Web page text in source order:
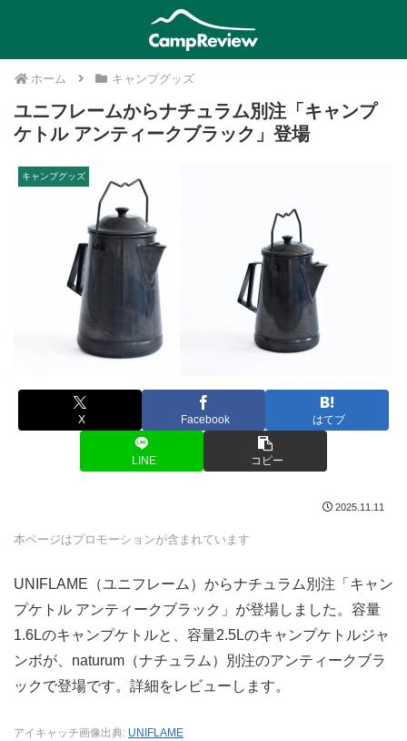
ホーム キャンプグッズ
ユニフレームからナチュラム別注「キャンプ
ケトル アンティークブラック」登場
キャンプグッズ
X Facebook はてブ
LINE コピー
2025.11.11
本ページはプロモーションが含まれています
UNIFLAME（ユニフレーム）からナチュラム別注「キャン
プケトル アンティークブラック」が登場しました。容量
1.6Lのキャンプケトルと、容量2.5Lのキャンプケトルジャ
ンボが、naturum（ナチュラム）別注のアンティークブラ
ックで登場です。詳細をレビューします。
アイキャッチ画像出典: UNIFLAME